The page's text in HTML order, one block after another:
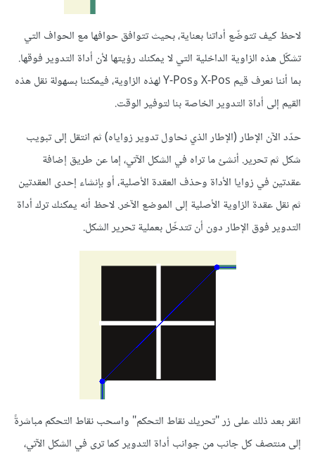
لاحظ كيف تتوضّع أداتنا بعناية، بحيث تتوافق حوافها مع الحواف التي
تشكّل هذه الزاوية الداخلية التي لا يمكنك رؤيتها لأن أداة التدوير فوقها.
بما أننا نعرف قيم X-Pos وY-Pos لهذه الزاوية، فيمكننا بسهولة نقل هذه
القيم إلى أداة التدوير الخاصة بنا لتوفير الوقت.
حدّد الآن الإطار (الإطار الذي نحاول تدوير زواياه) ثم انتقل إلى تبويب
شكل ثم تحرير. أنشئ ما تراه في الشكل الآتي، إما عن طريق إضافة
عقدتين في زوايا الأداة وحذف العقدة الأصلية، أو بإنشاء إحدى العقدتين
ثم نقل عقدة الزاوية الأصلية إلى الموضع الآخر. لاحظ أنه يمكنك ترك أداة
التدوير فوق الإطار دون أن تتدخّل بعملية تحرير الشكل.
انقر بعد ذلك على زر "تحريك نقاط التحكم" واسحب نقاط التحكم مباشرةً
إلى منتصف كل جانب من جوانب أداة التدوير كما ترى في الشكل الآتي،